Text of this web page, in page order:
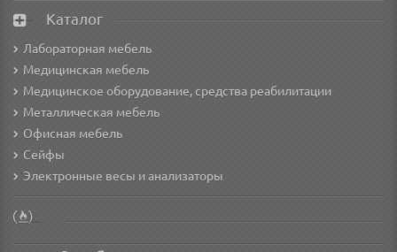
Каталог
Лабораторная мебель
Медицинская мебель
Медицинское оборудование, средства реабилитации
Металлическая мебель
Офисная мебель
Сейфы
Электронные весы и анализаторы